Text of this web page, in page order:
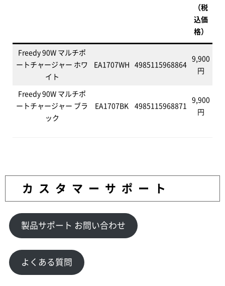
（税
込価
格）
Freedy 90W マルチポ
ートチャージャー ホワ
イト
EA1707WH 4985115968864
9,900
円
Freedy 90W マルチポ
ートチャージャー ブラ
ック
EA1707BK 4985115968871
9,900
円
カスタマーサポート
製品サポート お問い合わせ
よくある質問